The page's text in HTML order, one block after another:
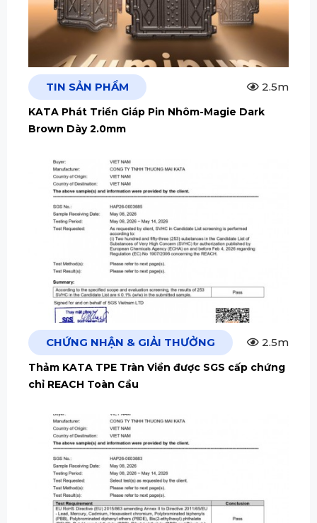
TIN SẢN PHẨM 2.5m
KATA Phát Triển Giáp Pin Nhôm-Magie Dark
Brown Dày 2.0mm
CHỨNG NHẬN & GIẢI THƯỞNG 2.5m
Thảm KATA TPE Tràn Viền được SGS cấp chứng
chỉ REACH Toàn Cầu